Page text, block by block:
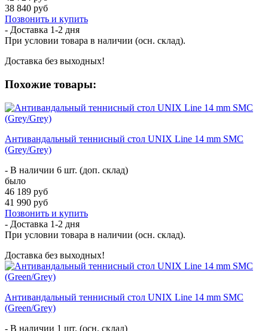
38 840 руб
Позвонить и купить
- Доставка 1-2 дня
При условии товара в наличии (осн. склад).
Доставка без выходных!
Похожие товары:
Антивандальный теннисный стол UNIX Line 14 mm SMC
(Grey/Grey)
- В наличии 6 шт. (доп. склад)
было
46 189 руб
41 990 руб
Позвонить и купить
- Доставка 1-2 дня
При условии товара в наличии (осн. склад).
Доставка без выходных!
Антивандальный теннисный стол UNIX Line 14 mm SMC
(Green/Grey)
- В наличии 1 шт. (осн. склад)